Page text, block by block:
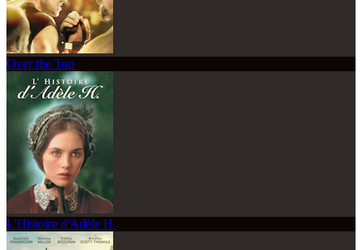
Over the Top
L'Histoire d'Adèle H.